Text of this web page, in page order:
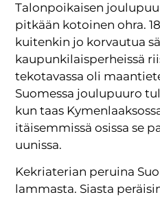
Talonpoikaisen
pitkään kotoinen ohra.
kuitenkin jo korvautua
kaupunkilaisperheissä
tekotavassa oli
Suomessa joulupuuro
kun taas
itäisemmissä osissa se
uunissa.
Kekriaterian peruina
lammasta. Siasta